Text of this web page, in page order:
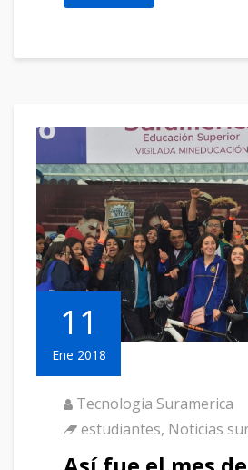
11
Ene 2018
Tecnologia Suramerica
estudiantes, Noticias